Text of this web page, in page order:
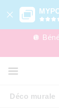
🪩
Déco murale